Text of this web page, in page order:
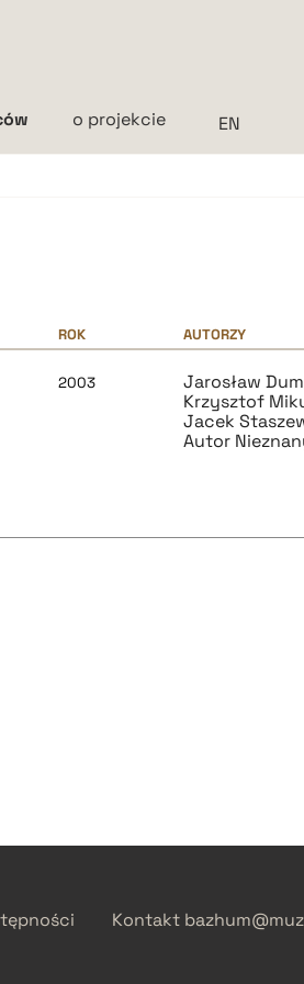
o projekcie
ROK AUTORZY
2003
Jarosław
Krzysztof
Jacek
Autor
Kontakt